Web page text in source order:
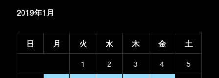
2019年1月
日 月 火 水 木 金
土
1
2 3 4
5